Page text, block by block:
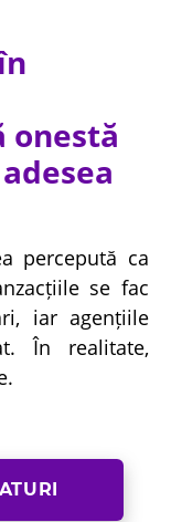
onestă
percepută ca
se fac
iar agențiile
În realitate,